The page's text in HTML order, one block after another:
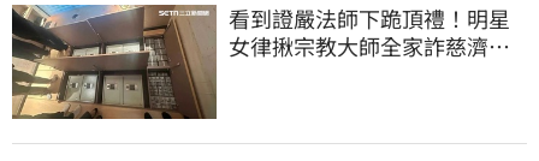
看到證嚴法師下跪頂禮！明星
女律揪宗教大師全家詐慈濟…